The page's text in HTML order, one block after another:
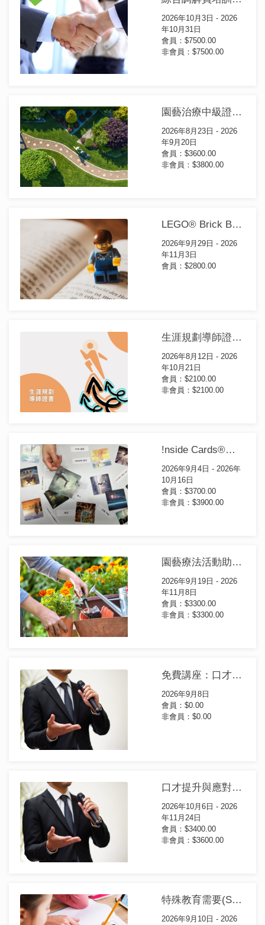
2026年10月3日 - 2026
年10月31日
會員：$7500.00
非會員：$7500.00
園藝治療中級證書課程
2026年8月23日 - 2026
年9月20日
會員：$3600.00
非會員：$3800.00
LEGO® Brick Based Therapy 兒童社交及情緒表達體驗工作坊(第16屆)
2026年9月29日 - 2026
年11月3日
會員：$2800.00
生涯規劃導師證書(第14屆)
2026年8月12日 - 2026
年10月21日
會員：$2100.00
非會員：$2100.00
!nside Cards®️引導師認證課程 (第一級及二級) (第13屆)
2026年9月4日 - 2026年
10月16日
會員：$3700.00
非會員：$3900.00
園藝療法活動助理證書(第17屆)
2026年9月19日 - 2026
年11月8日
會員：$3300.00
非會員：$3300.00
免費講座：口才提昇-辦公室突圍心法
2026年9月8日
會員：$0.00
非會員：$0.00
口才提升與應對溝通技巧證書課程(第14屆)
2026年10月6日 - 2026
年11月24日
會員：$3400.00
非會員：$3600.00
特殊教育需要(SEN)學童功課輔導及支援證書(第2屆)
2026年9月10日 - 2026